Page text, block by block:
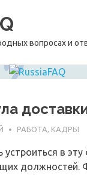
вопросах и
РАБОТА, КАДРЫ
в
должностей.